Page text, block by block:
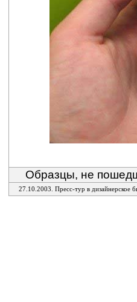
Образцы, не
27.10.2003. Пресс-тур в дизайнерское